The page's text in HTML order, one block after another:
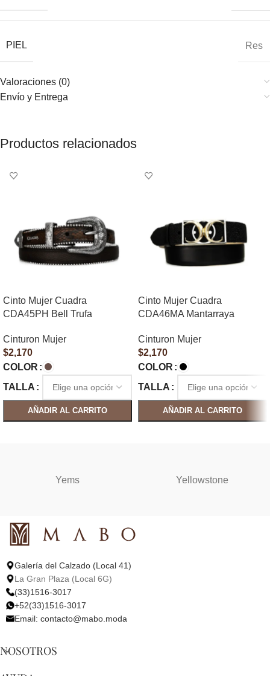
PIEL Res
Valoraciones (0)
Envío y Entrega
Productos relacionados
Cinto Mujer Cuadra
CDA45PH Bell Trufa
Cinturon Mujer
$2,170
COLOR
TALLA
AÑADIR AL CARRITO
Cinto Mujer Cuadra
CDA46MA Mantarraya
Cinturon Mujer
$2,170
COLOR
TALLA
AÑADIR AL CARRITO
Yems Yellowstone
Galería del Calzado (Local 41)
La Gran Plaza (Local 6G)
(33)1516-3017
+52(33)1516-3017
Email: contacto@mabo.moda
NOSOTROS